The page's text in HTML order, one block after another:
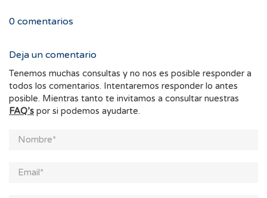
0 comentarios
Deja un comentario
Tenemos muchas consultas y no nos es posible responder a
todos los comentarios. Intentaremos responder lo antes
posible. Mientras tanto te invitamos a consultar nuestras
FAQ’s por si podemos ayudarte.